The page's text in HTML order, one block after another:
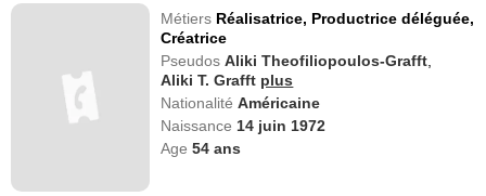
Métiers Réalisatrice, Productrice déléguée,
Créatrice
PseudosAliki Theofiliopoulos-Grafft
Aliki T. Grafft plus
NationalitéAméricaine
Naissance 14 juin 1972
Age54 ans